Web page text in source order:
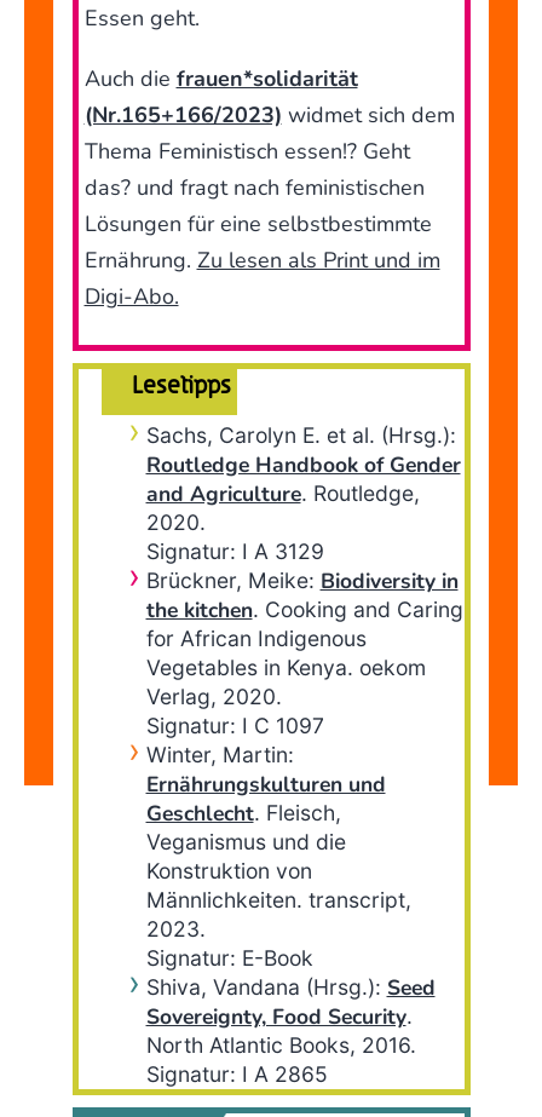
Essen geht.
Auch die frauen*solidarität
(Nr.165+166/2023) widmet sich dem
Thema Feministisch essen!? Geht
das? und fragt nach feministischen
Lösungen für eine selbstbestimmte
Ernährung. Zu lesen als Print und im
Digi-Abo.
Lesetipps
Sachs, Carolyn E. et al. (Hrsg.):
Routledge Handbook of Gender
and Agriculture. Routledge,
2020.
Signatur: I A 3129
Brückner, Meike: Biodiversity in
the kitchen. Cooking and Caring
for African Indigenous
Vegetables in Kenya. oekom
Verlag, 2020.
Signatur: I C 1097
Winter, Martin:
Ernährungskulturen und
Geschlecht. Fleisch,
Veganismus und die
Konstruktion von
Männlichkeiten. transcript,
2023.
Signatur: E-Book
Shiva, Vandana (Hrsg.): Seed
Sovereignty, Food Security.
North Atlantic Books, 2016.
Signatur: I A 2865